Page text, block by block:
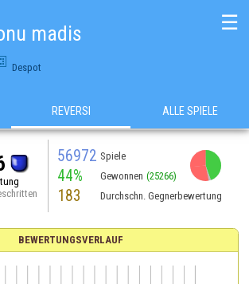
madis
Despot
☰
REVERSI ALLE SPIELE
56972 Spiele
44% Gewonnen (25266)
183 Durchschn. Gegnerbewertung
BEWERTUNGSVERLAUF